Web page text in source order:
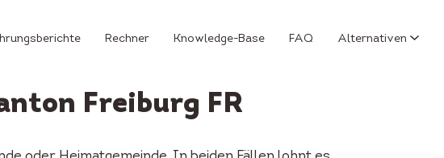
Rechner Knowledge-Base FAQ Alternativen
Freiburg FR